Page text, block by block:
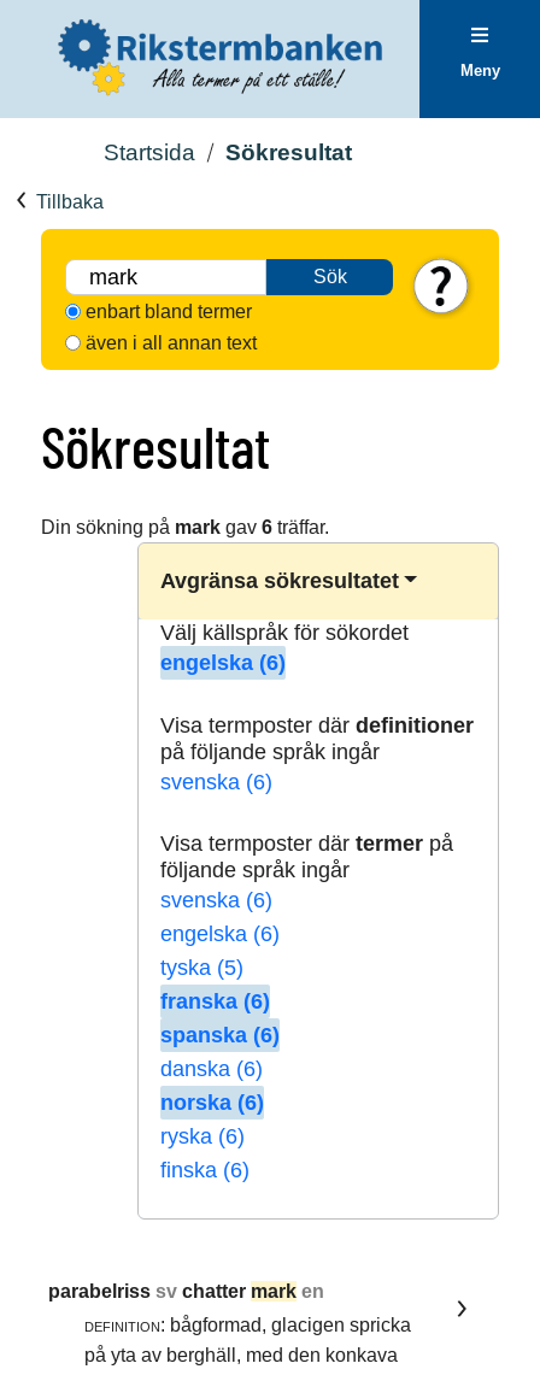
Meny
Startsida Sökresultat
Tillbaka
Sök
enbart bland termer
även i all annan text
Sökresultat
Din sökning på markgav 6träffar.
Avgränsa sökresultatet
Välj källspråk för sökordet
engelska (6)
Visa termposter där definitioner
på följande språk ingår
svenska (6)
Visa termposter där termerpå
följande språk ingår
svenska (6)
engelska (6)
tyska (5)
franska (6)
spanska (6)
danska (6)
norska (6)
ryska (6)
finska (6)
parabelrisssvchatter mark en
definition: bågformad, glacigen spricka
på yta av berghäll, med den konkava